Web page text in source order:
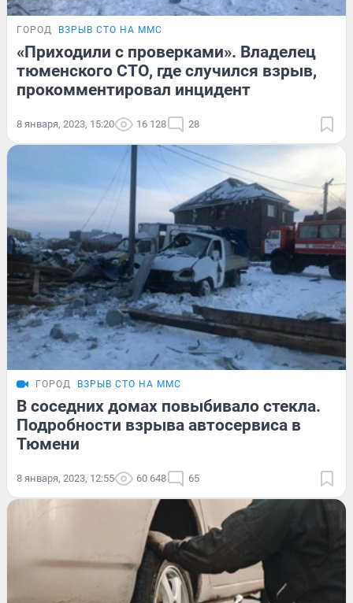
ГОРОД ВЗРЫВ СТО НА ММС
«Приходили с проверками». Владелец
тюменского СТО, где случился взрыв,
прокомментировал инцидент
8 января, 2023, 15:20 16 128 28
ГОРОД ВЗРЫВ СТО НА ММС
В соседних домах повыбивало стекла.
Подробности взрыва автосервиса в
Тюмени
8 января, 2023, 12:55 60 648 65